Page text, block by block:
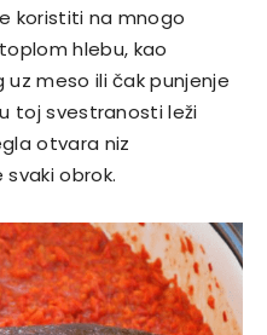
koristiti na mnogo
hlebu, kao
meso ili čak punjenje
toj svestranosti leži
otvara niz
obrok.